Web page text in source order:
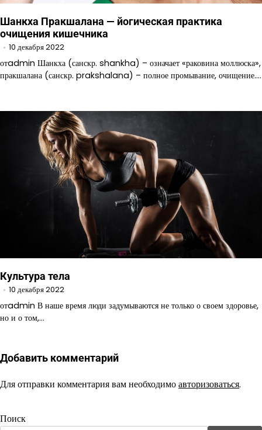
Шанкха Пракшалана — йогическая практика
очищения кишечника
10 декабря 2022
отadmin Шанкха (санскр. shankha) – означает «раковина моллюска»,
пракшалана (санскр. prakshalana) – полное промывание, очищение.…
Культура тела
10 декабря 2022
отadmin В наше время люди задумываются не только о своем здоровье,
но и о том,…
Добавить комментарий
Для отправки комментария вам необходимоавторизоваться.
Поиск